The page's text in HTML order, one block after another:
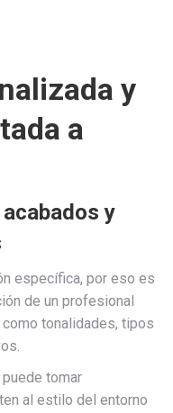
y
a
y
específica, por eso es
de un profesional
tonalidades, tipos
tomar
al estilo del entorno